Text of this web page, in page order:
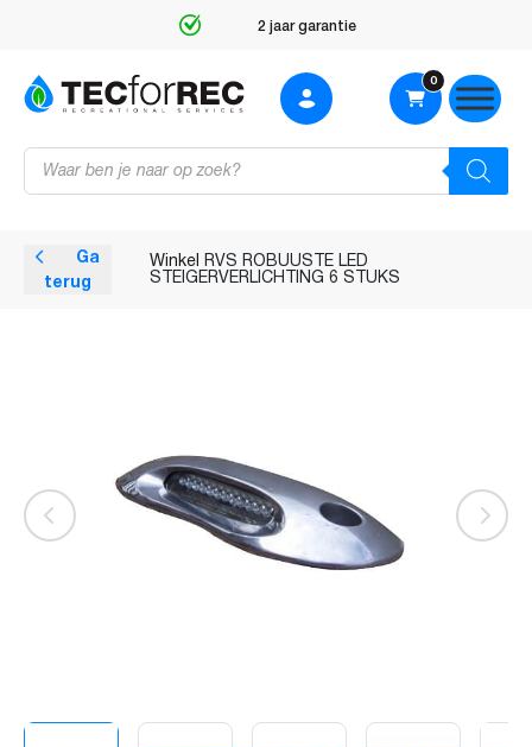
2 jaar garantie
Producten
zoeken
0
terug
Winkel RVS ROBUUSTE LED
STEIGERVERLICHTING 6 STUKS